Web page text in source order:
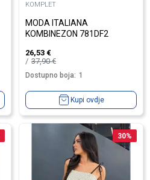
KOMPLET
MODA ITALIANA
KOMBINEZON 781DF2
26,53 €
37,90€
Dostupno boja: 1
Kupi ovdje
30%